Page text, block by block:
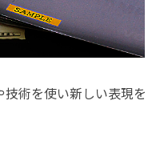
術を使い新しい表現を